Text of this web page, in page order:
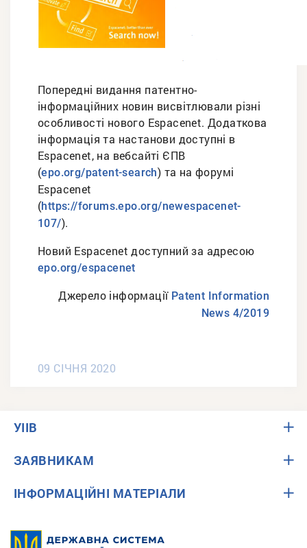
Попередні видання патентно-
інформаційних новин висвітлювали різні
особливості нового Espacenet. Додаткова
інформація та настанови доступні в
Espacenet, на вебсайті ЄПВ
(epo.org/patent-search) та на форумі
Espacenet
(https://forums.epo.org/newespacenet-
107/).
Новий Espacenet доступний за адресою
epo.org/espacenet
Джерело інформації Patent Information
News 4/2019
09 СІЧНЯ 2020
УІІВ
ЗАЯВНИКАМ
ІНФОРМАЦІЙНІ МАТЕРІАЛИ